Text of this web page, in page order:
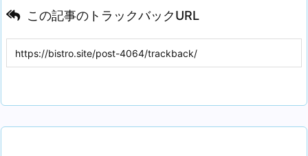
この記事のトラックバックURL